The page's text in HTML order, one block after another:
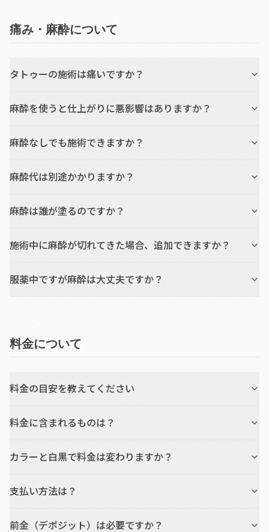
痛み・麻酔について
タトゥーの施術は痛いですか？
麻酔を使うと仕上がりに悪影響はありますか？
麻酔なしでも施術できますか？
麻酔代は別途かかりますか？
麻酔は誰が塗るのですか？
施術中に麻酔が切れてきた場合、追加できますか？
服薬中ですが麻酔は大丈夫ですか？
料金について
料金の目安を教えてください
料金に含まれるものは？
カラーと白黒で料金は変わりますか？
支払い方法は？
前金（デポジット）は必要ですか？